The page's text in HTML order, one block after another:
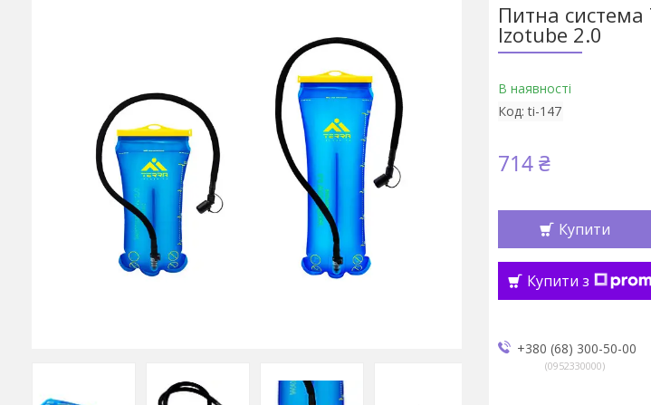
Питна
Izotube 2.0
В наявності
Код:ti-147
714 ₴
Купити
Купити з
+380 (68) 300-50-00
0952330000